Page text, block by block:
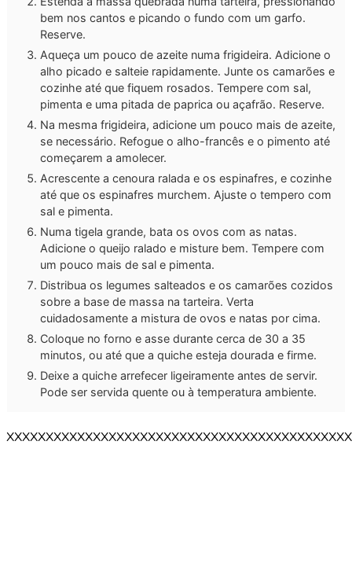
bem nos cantos e picando o fundo com um garfo.
Reserve.
Aqueça um pouco de azeite numa frigideira. Adicione o
alho picado e salteie rapidamente. Junte os camarões e
cozinhe até que fiquem rosados. Tempere com sal,
pimenta e uma pitada de paprica ou açafrão. Reserve.
Na mesma frigideira, adicione um pouco mais de azeite,
se necessário. Refogue o alho-francês e o pimento até
começarem a amolecer.
Acrescente a cenoura ralada e os espinafres, e cozinhe
até que os espinafres murchem. Ajuste o tempero com
sal e pimenta.
Numa tigela grande, bata os ovos com as natas.
Adicione o queijo ralado e misture bem. Tempere com
um pouco mais de sal e pimenta.
Distribua os legumes salteados e os camarões cozidos
sobre a base de massa na tarteira. Verta
cuidadosamente a mistura de ovos e natas por cima.
Coloque no forno e asse durante cerca de 30 a 35
minutos, ou até que a quiche esteja dourada e firme.
Deixe a quiche arrefecer ligeiramente antes de servir.
Pode ser servida quente ou à temperatura ambiente.